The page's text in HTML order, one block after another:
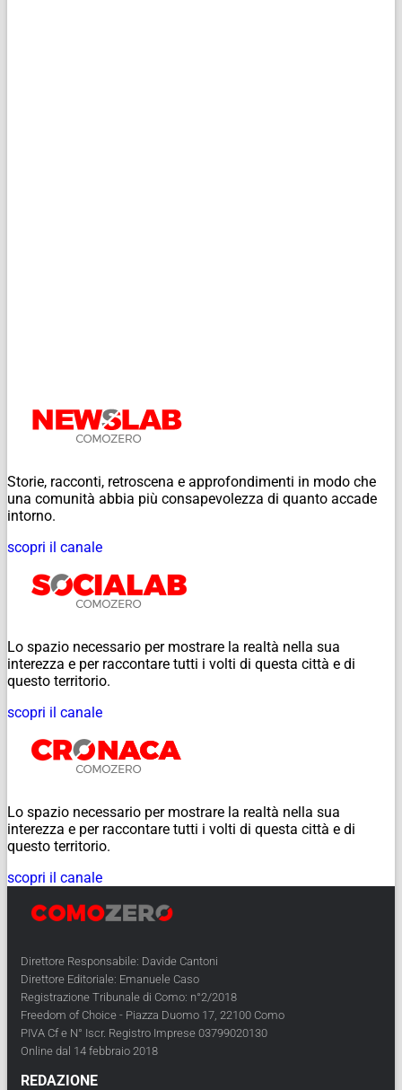
Storie, racconti, retroscena e approfondimenti in modo che
una comunità abbia più consapevolezza di quanto accade
intorno.
scopri il canale
Lo spazio necessario per mostrare la realtà nella sua
interezza e per raccontare tutti i volti di questa città e di
questo territorio.
scopri il canale
Lo spazio necessario per mostrare la realtà nella sua
interezza e per raccontare tutti i volti di questa città e di
questo territorio.
scopri il canale
Direttore Responsabile: Davide Cantoni
Direttore Editoriale: Emanuele Caso
Registrazione Tribunale di Como: n°2/2018
Freedom of Choice - Piazza Duomo 17, 22100 Como
PIVA Cf e N° Iscr. Registro Imprese 03799020130
Online dal 14 febbraio 2018
REDAZIONE